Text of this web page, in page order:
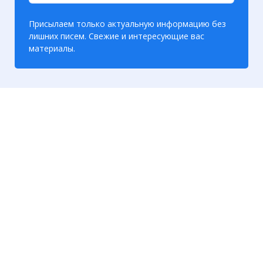
Присылаем только актуальную информацию без
лишних писем. Свежие и интересующие вас
материалы.